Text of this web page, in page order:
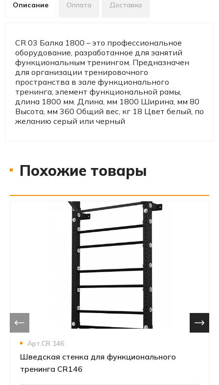
Описание Оплата Доставка
CR 03 Балка 1800 – это профессиональное
оборудование, разработанное для занятий
функциональным тренингом. Предназначен
для организации тренировочного
пространства в зале функционального
тренинга, элемент функциональной рамы,
длина 1800 мм. Длина, мм 1800 Ширина, мм 80
Высота, мм 360 Общий вес, кг 18 Цвет белый, по
желанию серый или черный
Похожие товары
Арт.CR 146
Шведская стенка для функционального
тренинга CR146